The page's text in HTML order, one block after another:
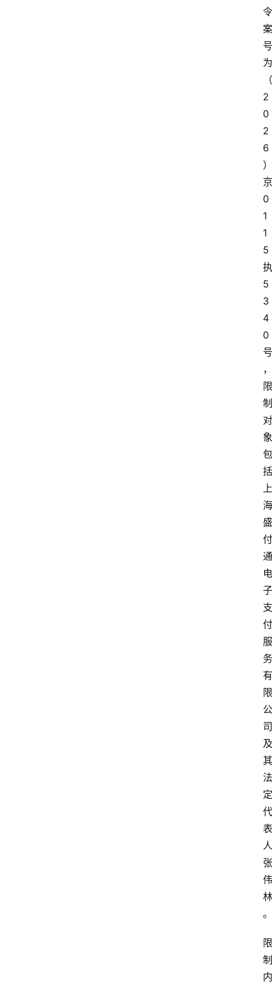
令
案
号
为
（
2
0
2
6
）
京
0
1
1
5
执
5
3
4
0
号
，
限
制
对
象
包
括
上
海
盛
付
通
电
子
支
付
服
务
有
限
公
司
及
其
法
定
代
表
人
张
伟
林
。
限
制
内